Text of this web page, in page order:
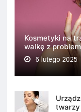
Kosmetyki na
walkę z
6 lutego 2025